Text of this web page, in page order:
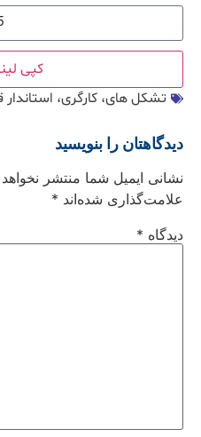
کپی
تشکل های، کارگری، استاندار
دیدگاهتان را بنویسید
نشانی ایمیل شما منتشر
علامت‌گذاری شده‌اند *
دیدگاه *